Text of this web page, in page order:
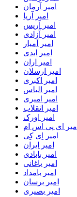
امیر آرمان
امیر آریا
امیر آریس
امیر آزادی
امیر آمیار
امیر ابدی
امیر اران
امیر ارسلان
امیر اکبری
امیر الیاس
امیر امیری
امیر انقلاب
امیر اورک
امیر ای پی اس ام
امیر اِی کِی
امیر ایران
امیر بابادی
امیر باغانی
امیر بامداد
امیر برسان
امیر بصیری